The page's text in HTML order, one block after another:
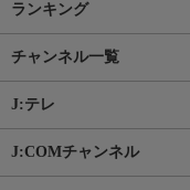
ランキング
チャンネル一覧
J:テレ
J:COMチャンネル